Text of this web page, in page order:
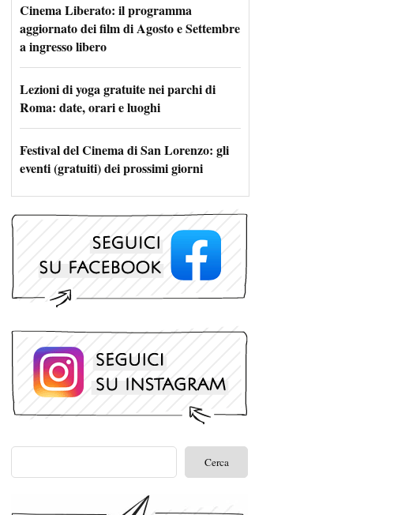
Cinema Liberato: il programma
aggiornato dei film di Agosto e Settembre
a ingresso libero
Lezioni di yoga gratuite nei parchi di
Roma: date, orari e luoghi
Festival del Cinema di San Lorenzo: gli
eventi (gratuiti) dei prossimi giorni